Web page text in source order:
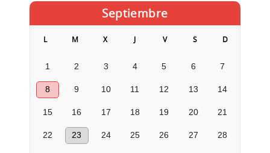
Septiembre
L M X J V S D
1 2 3 4 5 6 7
8 9 10 11 12 13 14
15 16 17 18 19 20 21
22 23 24 25 26 27 28